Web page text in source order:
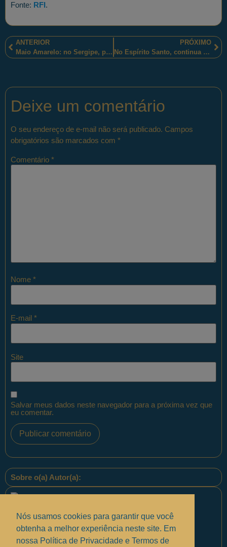
Fonte: RFI.
ANTERIOR
Maio Amarelo: no Sergipe, policiais militares ativaram operações educativas de trânsito!
PRÓXIMO
No Espírito Santo, continua a “Operação Jesabel”!
Deixe um comentário
O seu endereço de e-mail não será publicado. Campos
obrigatórios são marcados com *
Comentário *
Nome *
E-mail *
Site
Salvar meus dados neste navegador para a próxima vez que
eu comentar.
Sobre o(a) Autor(a):
Equipe PontoPM
Nós usamos cookies para garantir que você
obtenha a melhor experiência neste site. Em
nossa Política de Privacidade e Termos de